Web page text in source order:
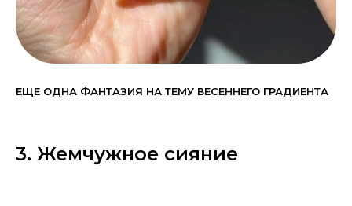
ЕЩЕ ОДНА ФАНТАЗИЯ НА ТЕМУ ВЕСЕННЕГО ГРАДИЕНТА
3. Жемчужное сияние